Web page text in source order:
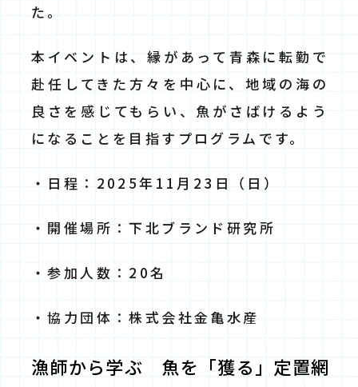
た。
本イベントは、縁があって青森に転勤で
赴任してきた方々を中心に、地域の海の
良さを感じてもらい、魚がさばけるよう
になることを目指すプログラムです。
・日程：2025年11月23日（日）
・開催場所：下北ブランド研究所
・参加人数：20名
・協力団体：株式会社金亀水産
漁師から学ぶ 魚を「獲る」定置網